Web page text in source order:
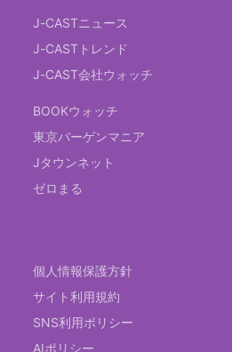
J-CASTニュース
J-CASTトレンド
J-CAST会社ウォッチ
BOOKウォッチ
東京バーゲンマニア
Jタウンネット
ゼロまる
個人情報保護方針
サイト利用規約
SNS利用ポリシー
AIポリシー